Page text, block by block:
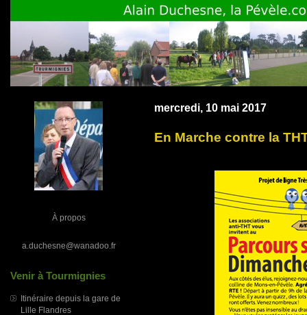
À propos
a.duchesne@wanadoo.fr
Venir à Tourmignies
Itinéraire depuis la gare de
Lille Flandres
mercredi, 10 mai 2017
En Marche contre la